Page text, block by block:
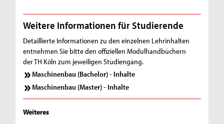
Weitere Informationen für Studierende
Detaillierte Informationen zu den einzelnen Lehrinhalten
entnehmen Sie bitte den offiziellen Modulhandbüchern
der TH Köln zum jeweiligen Studiengang.
Maschinenbau (Bachelor) - Inhalte
Maschinenbau (Master) - Inhalte
Weiteres